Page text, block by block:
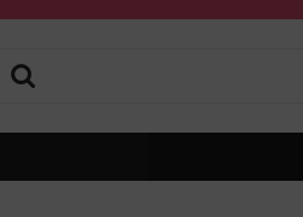
puedes utilizar las